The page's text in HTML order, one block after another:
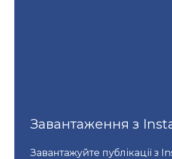
Завантаження з
Завантажуйте публікації з